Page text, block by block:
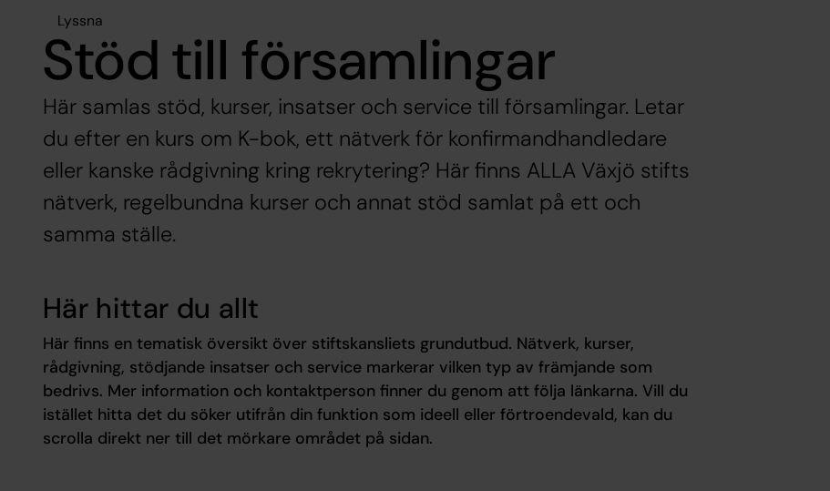
Lyssna
Stöd till församlingar
Här samlas stöd, kurser, insatser och service till församlingar. Letar
du efter en kurs om K-bok, ett nätverk för konfirmandhandledare
eller kanske rådgivning kring rekrytering? Här finns ALLA Växjö stifts
nätverk, regelbundna kurser och annat stöd samlat på ett och
samma ställe.
Här hittar du allt
Här finns en tematisk översikt över stiftskansliets grundutbud. Nätverk, kurser,
rådgivning, stödjande insatser och service markerar vilken typ av främjande som
bedrivs. Mer information och kontaktperson finner du genom att följa länkarna. Vill du
istället hitta det du söker utifrån din funktion som ideell eller förtroendevald, kan du
scrolla direkt ner till det mörkare området på sidan.